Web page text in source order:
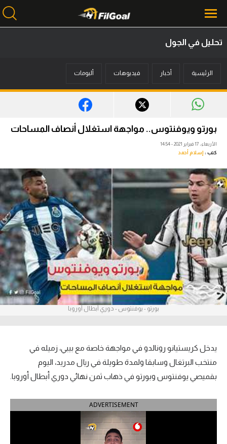
أخبار
ميركاتو
مسابقة التوقعات
فيديوهات
عدسات
آراء حرة
ركن الألعاب
بطولات
الدوري الإنجليزي الممتاز
الدوري الإسباني
تحليل في الجول
الرئيسية أخبار فيديوهات ألبومات
بورتو ويوفنتوس.. مواجهة استغلال أنصاف المساحات
الأربعاء، 17 فبراير 2021 - 14:54
كتب : إسلام أحمد
بورتو - يوفنتوس - دوري أبطال أوروبا
يدخل كريستيانو رونالدو في مواجهة خاصة مع بيبي، زميله في
منتخب البرتغال وسابقا ولمدة طويلة في ريال مدريد، اليوم
بقميصي يوفنتوس وبورتو في ذهاب ثمن نهائي دوري أبطال أوروبا.
ADVERTISEMENT